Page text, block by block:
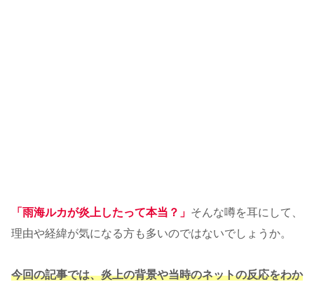
「雨海ルカが炎上したって本当？」 そんな噂を耳にして、
理由や経緯が気になる方も多いのではないでしょうか。
今回の記事では、炎上の背景や当時のネットの反応をわか